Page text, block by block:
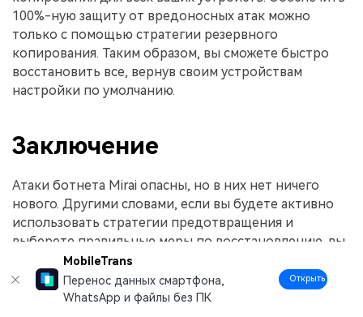
100%-ную защиту от вредоносных атак можно
только с помощью стратегии резервного
копирования. Таким образом, вы сможете быстро
восстановить все, вернув своим устройствам
настройки по умолчанию.
Заключение
Атаки ботнета Mirai опасны, но в них нет ничего
нового. Другими словами, если вы будете активно
использовать стратегии предотвращения и
выберете правильные меры по восстановлению, вы
сможете значительно снизить вероятность
заражения ваших устройств Mirai.
Даже если вредоносная программа Mirai заразит
MobileTrans
Перенос данных смартфона,
WhatsApp и файлы без ПК
Открыть